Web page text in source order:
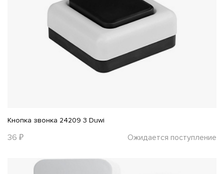
Кнопка звонка 24209 3 Duwi
36 ₽ Ожидается поступление